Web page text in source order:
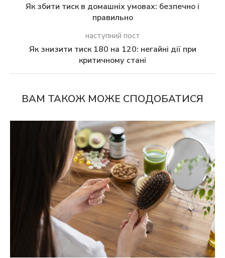
Як збити тиск в домашніх умовах: безпечно і
правильно
наступний пост
Як знизити тиск 180 на 120: негайні дії при
критичному стані
ВАМ ТАКОЖ МОЖЕ СПОДОБАТИСЯ